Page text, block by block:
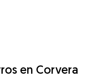
en Corvera